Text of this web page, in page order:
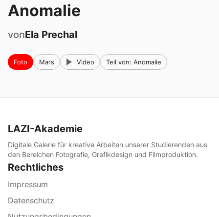
Anomalie
vonEla Prechal
Foto Mars Video Teil von: Anomalie
LAZI-Akademie
Digitale Galerie für kreative Arbeiten unserer Studierenden aus
den Bereichen Fotografie, Grafikdesign und Filmproduktion.
Rechtliches
Impressum
Datenschutz